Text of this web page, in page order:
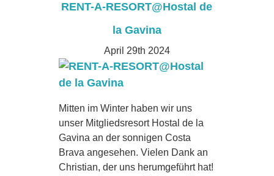
RENT-A-RESORT@Hostal de
la Gavina
April 29th 2024
Mitten im Winter haben wir uns
unser Mitgliedsresort Hostal de la
Gavina an der sonnigen Costa
Brava angesehen. Vielen Dank an
Christian, der uns herumgeführt hat!